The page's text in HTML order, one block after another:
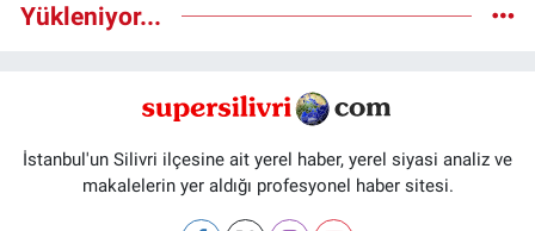
Yükleniyor...
İstanbul'un Silivri ilçesine ait yerel haber, yerel siyasi analiz ve
makalelerin yer aldığı profesyonel haber sitesi.